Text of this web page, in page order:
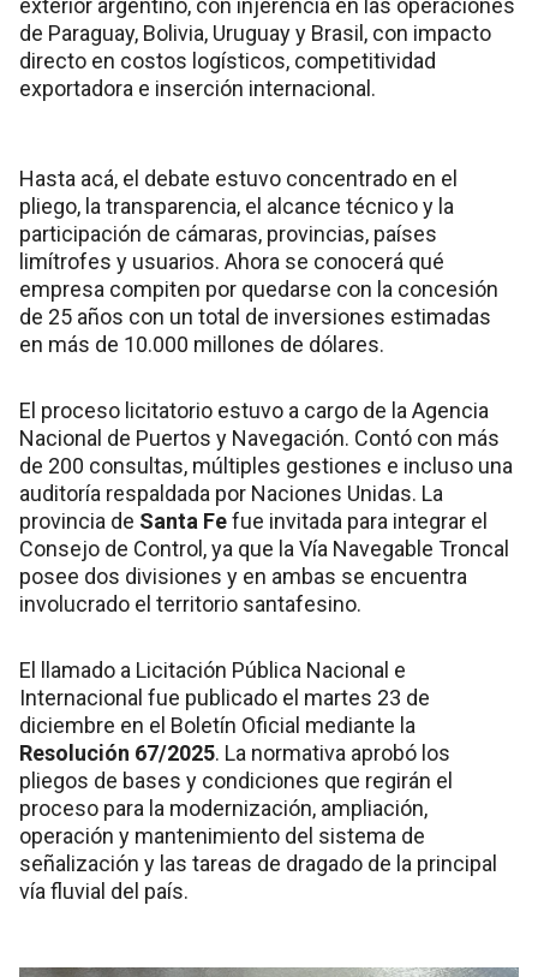
exterior argentino, con injerencia en las operaciones
de Paraguay, Bolivia, Uruguay y Brasil, con impacto
directo en costos logísticos, competitividad
exportadora e inserción internacional.
Hasta acá, el debate estuvo concentrado en el
pliego, la transparencia, el alcance técnico y la
participación de cámaras, provincias, países
limítrofes y usuarios. Ahora se conocerá qué
empresa compiten por quedarse con la concesión
de 25 años con un total de inversiones estimadas
en más de 10.000 millones de dólares.
El proceso licitatorio estuvo a cargo de la Agencia
Nacional de Puertos y Navegación. Contó con más
de 200 consultas, múltiples gestiones e incluso una
auditoría respaldada por Naciones Unidas. La
provincia de Santa Fefue invitada para integrar el
Consejo de Control, ya que la Vía Navegable Troncal
posee dos divisiones y en ambas se encuentra
involucrado el territorio santafesino.
El llamado a Licitación Pública Nacional e
Internacional fue publicado el martes 23 de
diciembre en el Boletín Oficial mediante la
Resolución 67/2025. La normativa aprobó los
pliegos de bases y condiciones que regirán el
proceso para la modernización, ampliación,
operación y mantenimiento del sistema de
señalización y las tareas de dragado de la principal
vía fluvial del país.